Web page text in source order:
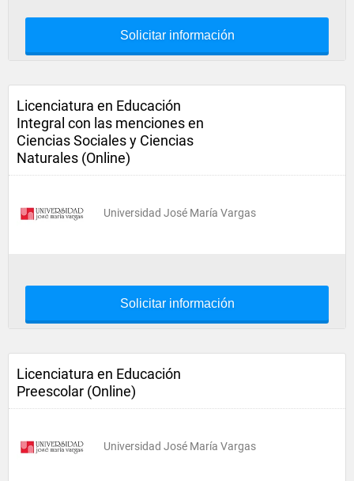
Solicitar información
Licenciatura en Educación
Integral con las menciones en
Ciencias Sociales y Ciencias
Naturales (Online)
Universidad José María Vargas
Solicitar información
Licenciatura en Educación
Preescolar (Online)
Universidad José María Vargas